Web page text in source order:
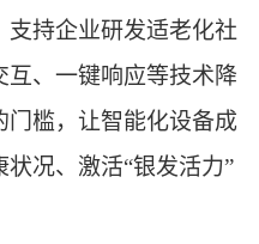
持企业研发适老化社
、一键响应等技术降
槛，让智能化设备成
况、激活“银发活力”